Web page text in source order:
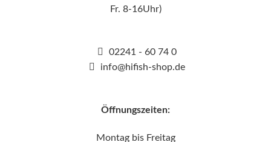
Fr. 8-16Uhr)
02241 - 60 74 0
info@hifish-shop.de
Öffnungszeiten:
Montag bis Freitag